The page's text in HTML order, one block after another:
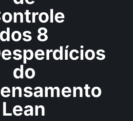
dos 8
do
Lean